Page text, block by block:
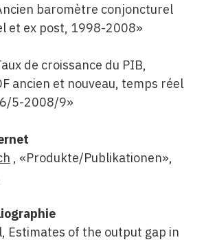
baromètre conjoncturel
et ex post, 1998-2008»
de croissance du PIB,
ancien et nouveau, temps réel
5-2008/9»
, «Produkte/Publikationen»,
Estimates of the output gap in